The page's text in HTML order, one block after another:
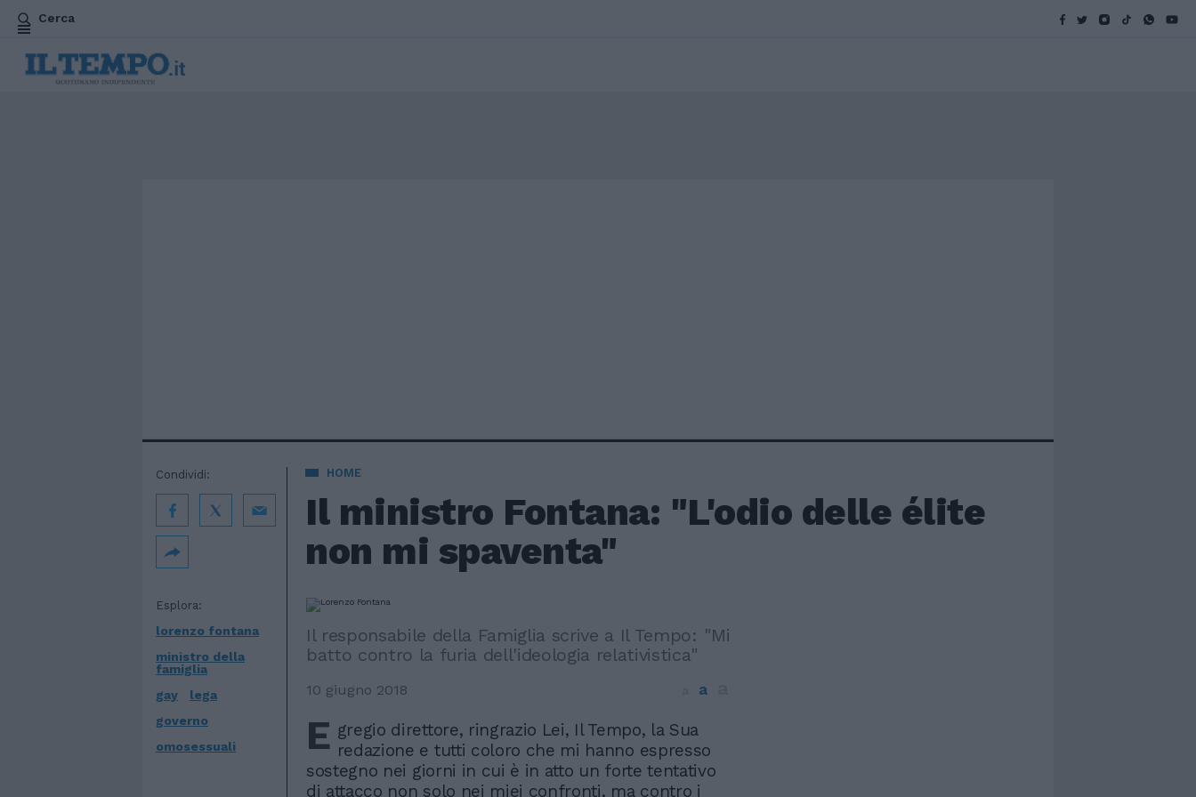
Cerca
HOME
Il ministro Fontana: "L'odio delle élite
non mi spaventa"
Esplora:
lorenzo fontana
ministro della
famiglia
gay
lega
governo
omosessuali
Condividi:
Il responsabile della Famiglia scrive a Il Tempo: "Mi
batto contro la furia dell'ideologia relativistica"
10 giugno 2018 a
E gregio direttore, ringrazio Lei, Il Tempo, la Sua
redazione e tutti coloro che mi hanno espresso
sostegno nei giorni in cui è in atto un forte tentativo
di attacco non solo nei miei confronti, ma contro i